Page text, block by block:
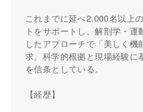
これまでに延べ2,000名以上
トをサポートし、解剖学・
したアプローチで「美しく機
求。科学的根拠と現場経験に
を信条としている。
【経歴】